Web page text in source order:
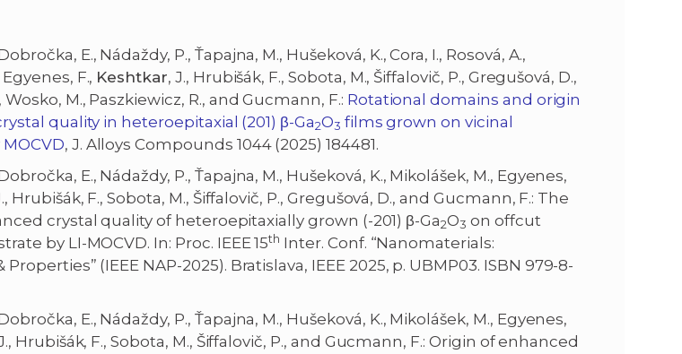
E., Nádaždy, P., Ťapajna, M., Hušeková, K., Cora, I., Rosová, A.,
F., Keshtkar, J., Hrubišák, F., Sobota, M., Šiffalovič, P., Gregušová, D.,
M., Paszkiewicz, R., and Gucmann, F.: Rotational domains and origin
quality in heteroepitaxial (201) β-Ga2O3 films grown on vicinal
, J. Alloys Compounds 1044 (2025) 184481.
E., Nádaždy, P., Ťapajna, M., Hušeková, K., Mikolášek, M., Egyenes,
Hrubišák, F., Sobota, M., Šiffalovič, P., Gregušová, D., and Gucmann, F.: The
crystal quality of heteroepitaxially grown (-201) β-Ga2O3 on offcut
by LI-MOCVD. In: Proc. IEEE 15th Inter. Conf. “Nanomaterials:
(IEEE NAP-2025). Bratislava, IEEE 2025, p. UBMP03. ISBN 979-8-
E., Nádaždy, P., Ťapajna, M., Hušeková, K., Mikolášek, M., Egyenes,
Hrubišák, F., Sobota, M., Šiffalovič, P., and Gucmann, F.: Origin of enhanced